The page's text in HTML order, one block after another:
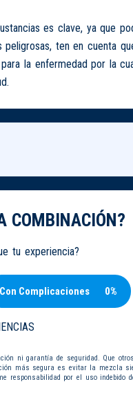
es clave, ya que
ten en cuenta
la enfermedad por la
COMBINACIÓN?
tu experiencia?
Con Complicaciones 0%
ni garantía de seguridad. Que
más segura es evitar la mezcla
responsabilidad por el uso indebido